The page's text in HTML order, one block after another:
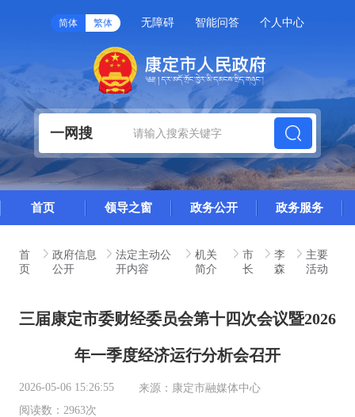
简体 繁体 无障碍 智能问答 个人中心
一网搜
首页 领导之窗 政务公开 政务服务
首
页
政府信息
公开
法定主动公
开内容
机关
简介
市
长
李
森
主要
活动
三届康定市委财经委员会第十四次会议暨2026
年一季度经济运行分析会召开
2026-05-06 15:26:55 来源： 康定市融媒体中心
阅读数： 2963次